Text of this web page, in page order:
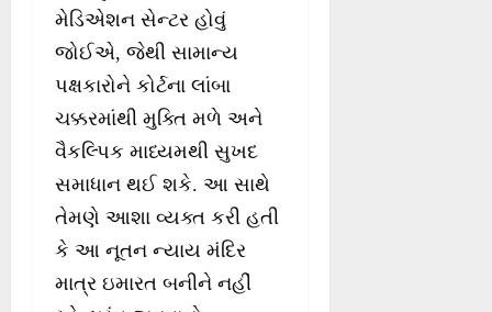
મેડિએશન સેન્ટર હોવું
જોઈએ, જેથી સામાન્ય
પક્ષકારોને કોર્ટના લાંબા
ચક્કરમાંથી મુક્તિ મળે અને
વૈકલ્પિક માધ્યમથી સુખદ
સમાધાન થઈ શકે. આ સાથે
તેમણે આશા વ્યક્ત કરી હતી
કે આ નૂતન ન્યાય મંદિર
માત્ર ઇમારત બનીને નહીં